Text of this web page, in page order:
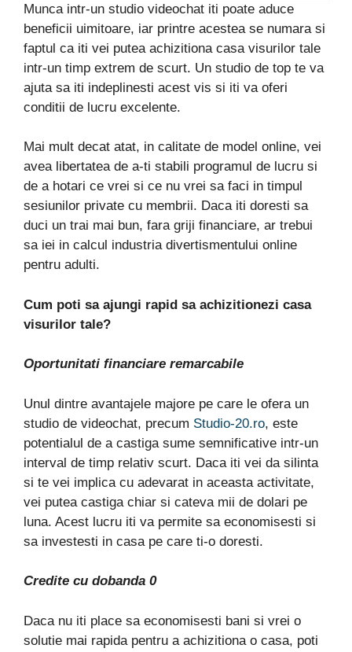
Munca intr-un studio videochat iti poate aduce
beneficii uimitoare, iar printre acestea se numara si
faptul ca iti vei putea achizitiona casa visurilor tale
intr-un timp extrem de scurt. Un studio de top te va
ajuta sa iti indeplinesti acest vis si iti va oferi
conditii de lucru excelente.
Mai mult decat atat, in calitate de model online, vei
avea libertatea de a-ti stabili programul de lucru si
de a hotari ce vrei si ce nu vrei sa faci in timpul
sesiunilor private cu membrii. Daca iti doresti sa
duci un trai mai bun, fara griji financiare, ar trebui
sa iei in calcul industria divertismentului online
pentru adulti.
Cum poti sa ajungi rapid sa achizitionezi casa
visurilor tale?
Oportunitati financiare remarcabile
Unul dintre avantajele majore pe care le ofera un
studio de videochat, precum Studio-20.ro, este
potentialul de a castiga sume semnificative intr-un
interval de timp relativ scurt. Daca iti vei da silinta
si te vei implica cu adevarat in aceasta activitate,
vei putea castiga chiar si cateva mii de dolari pe
luna. Acest lucru iti va permite sa economisesti si
sa investesti in casa pe care ti-o doresti.
Credite cu dobanda 0
Daca nu iti place sa economisesti bani si vrei o
solutie mai rapida pentru a achizitiona o casa, poti